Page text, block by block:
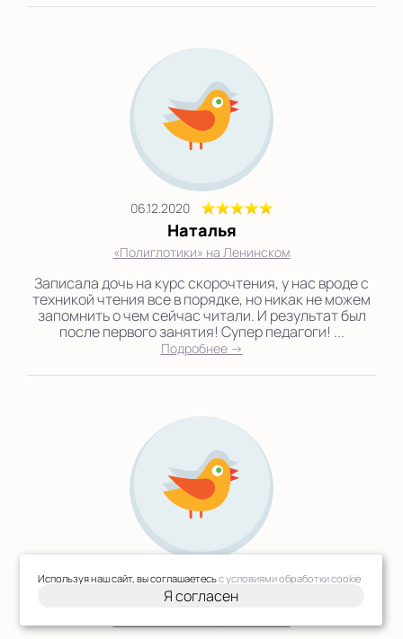
06.12.2020
Наталья
«Полиглотики» на Ленинском
Записала дочь на курс скорочтения, у нас вроде с
техникой чтения все в порядке, но никак не можем
запомнить о чем сейчас читали. И результат был
после первого занятия! Супер педагоги! ...
Подробнее →
05.12.2020
Татьяна Юрьевна
Используя наш сайт, вы соглашаетесьс условиями обработки cookie
Я согласен